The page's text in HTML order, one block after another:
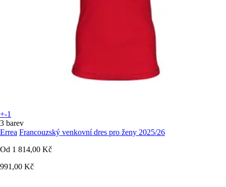
+-1
3 barev
Errea Francouzský venkovní dres pro ženy 2025/26
Od 1 814,00 Kč
991,00 Kč